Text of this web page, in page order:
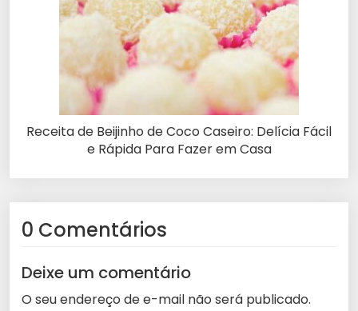
Receita de Beijinho de Coco Caseiro: Delícia Fácil
e Rápida Para Fazer em Casa
0 Comentários
Deixe um comentário
O seu endereço de e-mail não será publicado.